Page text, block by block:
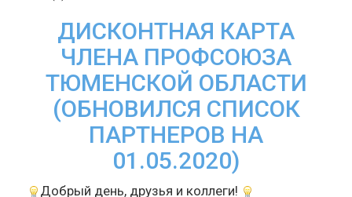
ДИСКОНТНАЯ КАРТА
ЧЛЕНА ПРОФСОЮЗА
ТЮМЕНСКОЙ ОБЛАСТИ
(ОБНОВИЛСЯ СПИСОК
ПАРТНЕРОВ НА
01.05.2020)
Добрый день, друзья и коллеги!